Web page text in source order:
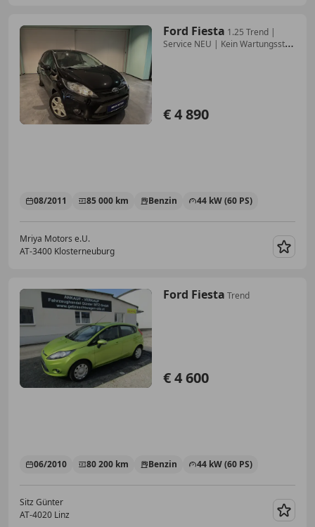
Ford Fiesta 1.25 Trend |
Service NEU | Kein Wartungsstau
€ 4 890
08/2011 85 000 km Benzin 44 kW (60 PS)
Mriya Motors e.U.
AT-3400 Klosterneuburg
Ford Fiesta Trend
€ 4 600
06/2010 80 200 km Benzin 44 kW (60 PS)
Sitz Günter
AT-4020 Linz